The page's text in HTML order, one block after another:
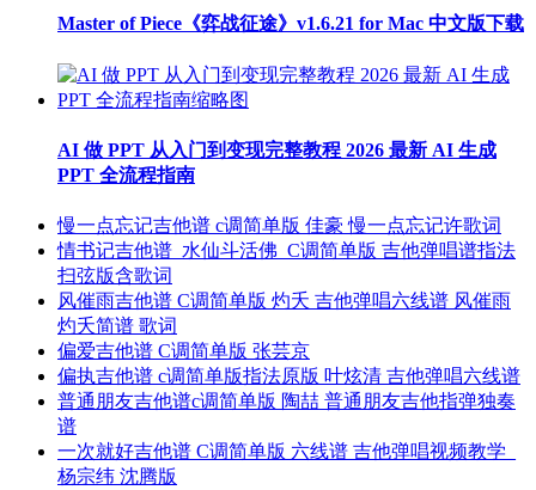
Master of Piece《弈战征途》v1.6.21 for Mac 中文版下载
AI 做 PPT 从入门到变现完整教程 2026 最新 AI 生成
PPT 全流程指南
慢一点忘记吉他谱 c调简单版 佳豪 慢一点忘记许歌词
情书记吉他谱_水仙斗活佛_C调简单版 吉他弹唱谱指法
扫弦版含歌词
风催雨吉他谱 C调简单版 灼夭 吉他弹唱六线谱 风催雨
灼夭简谱 歌词
偏爱吉他谱 C调简单版 张芸京
偏执吉他谱 c调简单版指法原版 叶炫清 吉他弹唱六线谱
普通朋友吉他谱c调简单版 陶喆 普通朋友吉他指弹独奏
谱
一次就好吉他谱 C调简单版 六线谱 吉他弹唱视频教学_
杨宗纬 沈腾版